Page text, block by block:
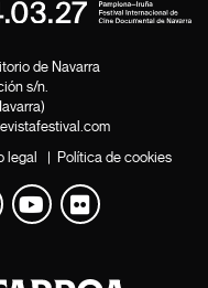
de Navarra
s/n.
legal | Política de cookies
Youtube
Flickr